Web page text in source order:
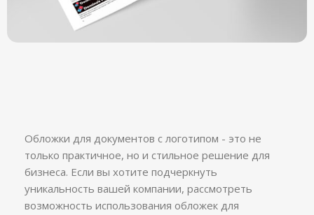
Обложки для документов с логотипом - это не
только практичное, но и стильное решение для
бизнеса. Если вы хотите подчеркнуть
уникальность вашей компании, рассмотреть
возможность использования обложек для